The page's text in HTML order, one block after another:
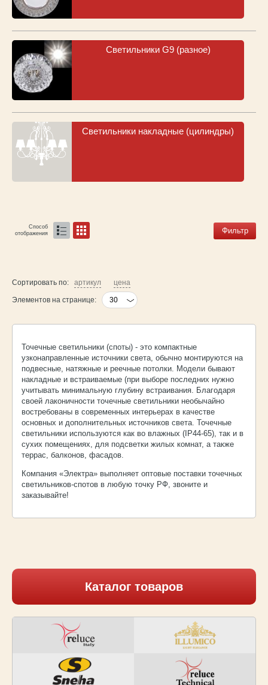
Каталог
Светильники G9 (разное)
Светильники накладные (цилиндры)
Способ
отображения
Фильтр
Сортировать по: артикул цена
Элементов на странице:
Точечные светильники (споты) - это компактные
узконаправленные источники света, обычно монтируются на
подвесные, натяжные и реечные потолки. Модели бывают
накладные и встраиваемые (при выборе последних нужно
учитывать минимальную глубину встраивания. Благодаря
своей лаконичности точечные светильники необычайно
востребованы в современных интерьерах в качестве
основных и дополнительных источников света. Точечные
светильники используются как во влажных (IP44-65), так и в
сухих помещениях, для подсветки жилых комнат, а также
террас, балконов, фасадов.
Компания «Электра» выполняет оптовые поставки точечных
светильников-спотов в любую точку РФ, звоните и
заказывайте!
Каталог товаров